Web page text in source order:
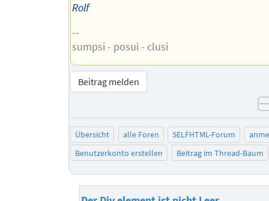
Rolf
--
sumpsi - posui - clusi
Beitrag melden
Übersicht alle Foren SELFHTML-Forum
Benutzerkonto erstellen
Beitrag im Thread-Baum